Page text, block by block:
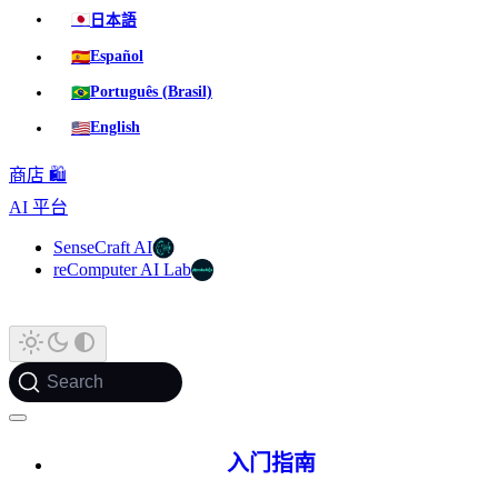
🇯🇵 日本語
🇪🇸Español
🇧🇷Português (Brasil)
🇺🇸English
商店 🛍️
AI 平台
SenseCraft AI
reComputer AI Lab
Search
入门指南